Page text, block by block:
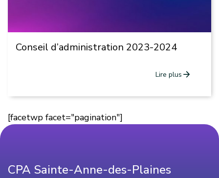
Conseil d’administration 2023-2024
Lire plus arrow_forward
[facetwp facet="pagination"]
CPA Sainte-Anne-des-Plaines